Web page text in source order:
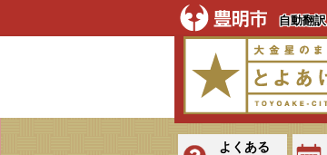
自動翻訳
よくある